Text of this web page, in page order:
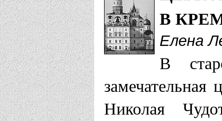
В
Елена
В
замечательная
Николая